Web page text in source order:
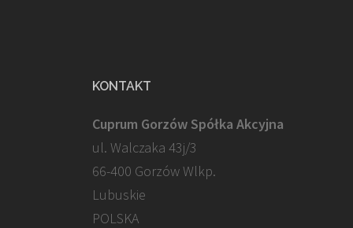
KONTAKT
Cuprum Gorzów Spółka Akcyjna
ul. Walczaka 43j/3
66-400 Gorzów Wlkp.
Lubuskie
POLSKA